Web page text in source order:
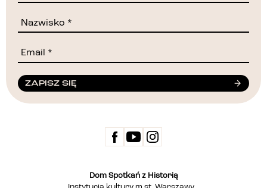
ZAPISZ SIĘ
Dom Spotkań z Historią